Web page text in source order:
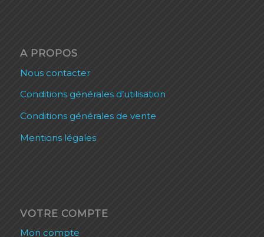
A PROPOS
Nous contacter
Conditions générales d’utilisation
Conditions générales de vente
Mentions légales
VOTRE COMPTE
Mon compte